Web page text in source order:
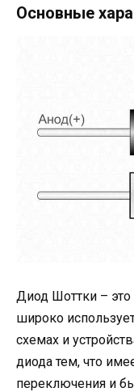
Основные
Диод Шоттки – это
широко
схемах и
диода тем, что
переключения и